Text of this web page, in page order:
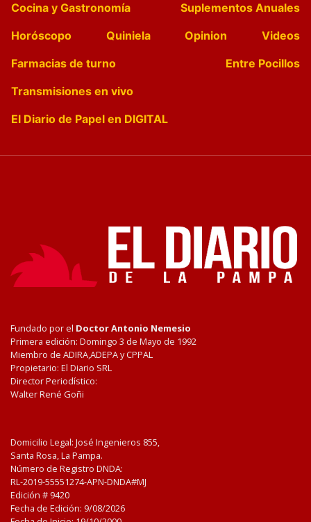
Cocina y Gastronomía
Suplementos Anuales
Horóscopo
Quiniela Opinion
Videos
Farmacias de turno
Entre Pocillos
Transmisiones en vivo
El Diario de Papel en DIGITAL
Fundado por el Doctor Antonio Nemesio
Primera edición: Domingo 3 de Mayo de 1992
Miembro de ADIRA,ADEPA y CPPAL
Propietario: El Diario SRL
Director Periodístico:
Walter René Goñi
Domicilio Legal: José Ingenieros 855,
Santa Rosa, La Pampa.
Número de Registro DNDA:
RL-2019-55551274-APN-DNDA#MJ
Edición # 9420
Fecha de Edición: 9/08/2026